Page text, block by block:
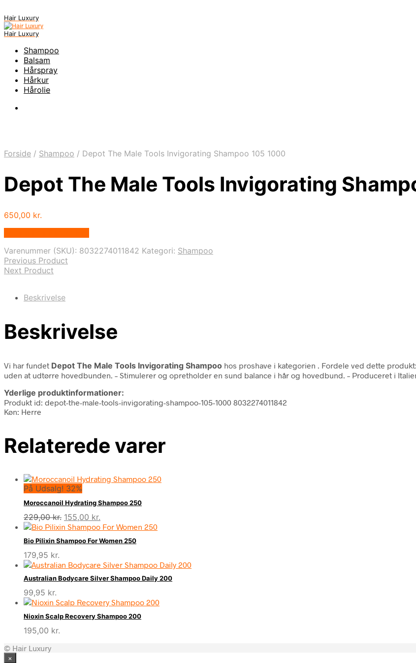
Hair Luxury
Hair Luxury
Shampoo
Balsam
Hårspray
Hårkur
Hårolie
Forside / Shampoo / Depot The Male Tools Invigorating Shampoo 105 1000
Depot The Male Tools Invigorating
650,00 kr.
Varenummer (SKU): 8032274011842 Kategori: Shampoo
Previous Product
Next Product
Beskrivelse
Beskrivelse
Vi har fundet Depot The Male Tools Invigorating Shampoo hos proshave i kategorien
. Fordele ved dette
uden at udtørre hovedbunden. – Stimulerer og opretholder en sund balance i hår og hovedbund. – Produceret i
Yderlige produktinformationer:
Produkt id: depot-the-male-tools-invigorating-shampoo-105-1000 8032274011842
Køn: Herre
Relaterede varer
På Udsalg! 32%
Moroccanoil Hydrating Shampoo 250
229,00kr. Den
oprindelige
var:
155,00 kr.
aktuelle
pris
er:
Bio Pilixin Shampoo For Women 250
179,95 kr.
Australian Bodycare Silver Shampoo Daily 200
99,95 kr.
Nioxin Scalp Recovery Shampoo 200
195,00 kr.
© Hair Luxury
×